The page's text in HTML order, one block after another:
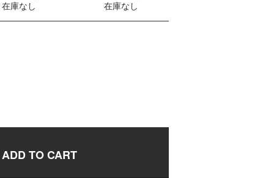
在庫なし
在庫なし
ADD TO CART